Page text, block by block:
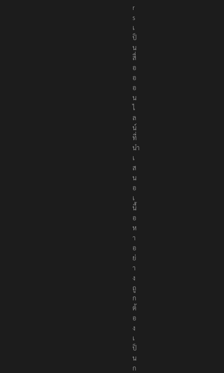
r
s
เ
ป็
น
สื่
อ
อ
อ
น
ไ
ล
น์
ที่
นำ
เ
ส
น
อ
เ
นื้
อ
ห
า
อ
ย่
า
ง
ถู
ก
ต้
อ
ง
เ
ป็
น
ก